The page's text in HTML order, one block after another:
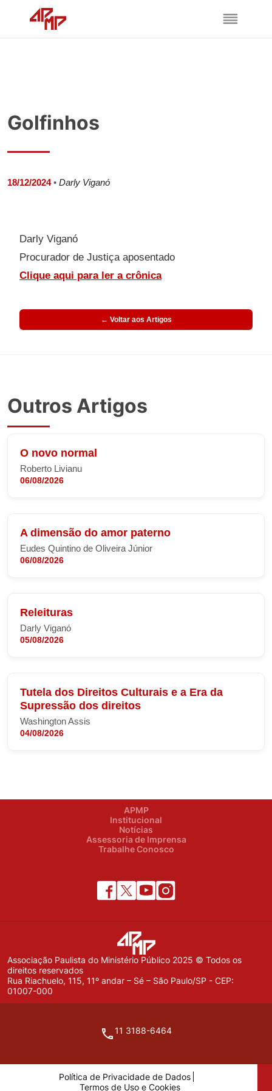
Golfinhos
18/12/2024• Darly Viganó
Darly Viganó
Procurador de Justiça aposentado
Clique aqui para ler a crônica
← Voltar aos Artigos
Outros Artigos
O novo normal
Roberto Livianu
06/08/2026
A dimensão do amor paterno
Eudes Quintino de Oliveira Júnior
06/08/2026
Releituras
Darly Viganó
05/08/2026
Tutela dos Direitos Culturais e a Era da
Supressão dos direitos
Washington Assis
04/08/2026
APMP
Institucional
Notícias
Assessoria de Imprensa
Trabalhe Conosco
Associação Paulista do Ministério Público 2025 © Todos os
direitos reservados
Rua Riachuelo, 115, 11º andar – Sé – São Paulo/SP - CEP:
01007-000
11 3188-6464
Política de Privacidade de Dados
Termos de Uso e Cookies